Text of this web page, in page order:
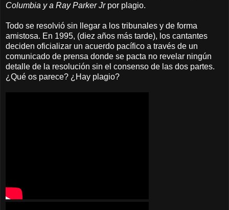
Columbia y a Ray Parker Jrpor plagio.
Todo se resolvió sin llegar a los tribunales y de forma
amistosa. En 1995, (diez años más tarde), los cantantes
deciden oficializar un acuerdo pacífico a través de un
comunicado de prensa donde se pacta no revelar ningún
detalle de la resolución sin el consenso de las dos partes.
¿Qué os parece? ¿Hay plagio?